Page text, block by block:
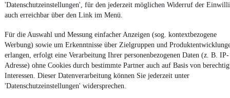
'Datenschutzeinstellungen', für den jederzeit möglichen Widerruf der
auch erreichbar über den Link im Menü.
Für die Auswahl und Messung einfacher Anzeigen (sog. kontextbezogene
Werbung) sowie um Erkenntnisse über Zielgruppen und
erlangen, erfolgt eine Verarbeitung Ihrer personenbezogenen Daten (z. B. IP-
Adresse) ohne Cookies durch bestimmte Partner auch auf Basis von
Interessen. Dieser Datenverarbeitung können Sie jederzeit unter
'Datenschutzeinstellungen' widersprechen.